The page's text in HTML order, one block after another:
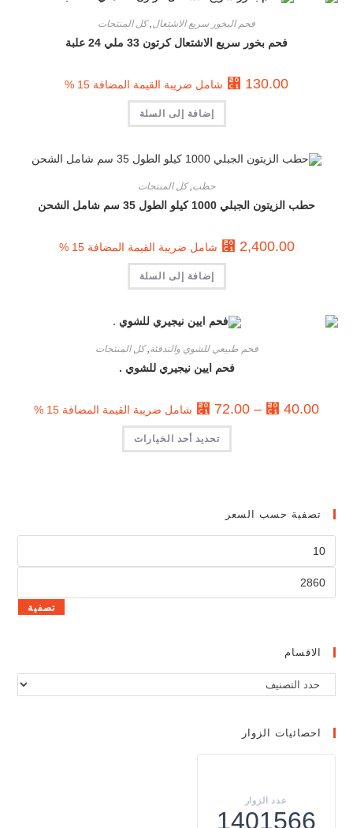
فحم البخور سريع الاشتعال,كل المنتجات
فحم بخور سريع الاشتعال كرتون 33 ملي 24 علبة
⃁ 130.00 شامل ضريبة القيمة المضافة 15 %
إضافة إلى السلة
حطب,كل المنتجات
حطب الزيتون الجبلي 1000 كيلو الطول 35 سم شامل الشحن
⃁ 2,400.00 شامل ضريبة القيمة المضافة 15 %
إضافة إلى السلة
فحم طبيعي للشوي والتدفئة ,كل المنتجات
فحم ايين نيجيري للشوي .
⃁ 40.00
–
⃁ 72.00 شامل ضريبة القيمة المضافة 15 %
تحديد أحد الخيارات
تصفية حسب السعر
تصفية
الاقسام
احصائيات الزوار
1401566